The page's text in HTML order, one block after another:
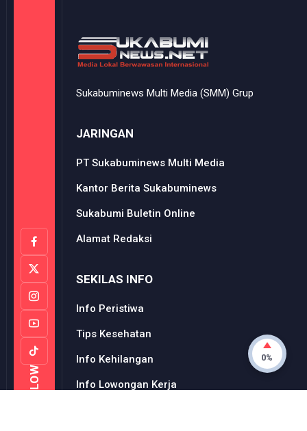
FOLLOW
Sukabuminews Multi Media (SMM) Grup
JARINGAN
PT Sukabuminews Multi Media
Kantor Berita Sukabuminews
Sukabumi Buletin Online
Alamat Redaksi
SEKILAS INFO
Info Peristiwa
Tips Kesehatan
Info Kehilangan
Info Lowongan Kerja
0%